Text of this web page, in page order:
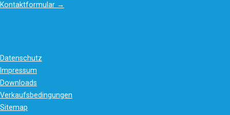
Kontaktformular →
Datenschutz
Impressum
Downloads
Verkaufsbedingungen
Sitemap